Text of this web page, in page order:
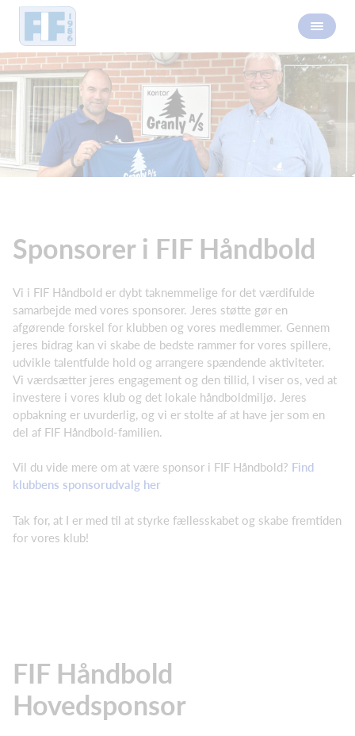
Sponsorer i FIF Håndbold
Vi i FIF Håndbold er dybt taknemmelige for det værdifulde
samarbejde med vores sponsorer. Jeres støtte gør en
afgørende forskel for klubben og vores medlemmer. Gennem
jeres bidrag kan vi skabe de bedste rammer for vores spillere,
udvikle talentfulde hold og arrangere spændende aktiviteter.
Vi værdsætter jeres engagement og den tillid, I viser os, ved at
investere i vores klub og det lokale håndboldmiljø. Jeres
opbakning er uvurderlig, og vi er stolte af at have jer som en
del af FIF Håndbold-familien.
Vil du vide mere om at være sponsor i FIF Håndbold? Find
klubbens sponsorudvalg her
Tak for, at I er med til at styrke fællesskabet og skabe fremtiden
for vores klub!
FIF Håndbold
Hovedsponsor